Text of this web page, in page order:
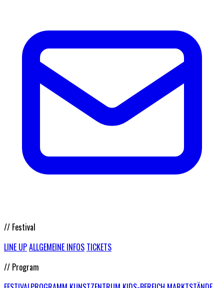
// Festival
LINE UPALLGEMEINE INFOS TICKETS
// Program